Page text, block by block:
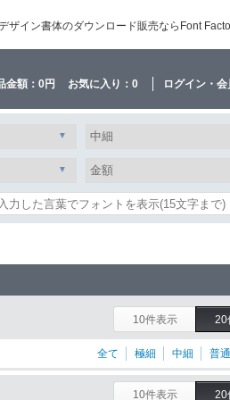
ザイン書体のダウンロード販売ならFont
金額： 0円 お気に入り： 0 ログイン・
10件表示 20
全て 極細 中細 普通
10件表示 20